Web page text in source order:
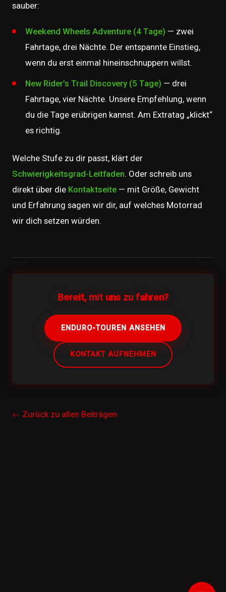
sauber:
Weekend Wheels Adventure (4 Tage) — zwei
Fahrtage, drei Nächte. Der entspannte Einstieg,
wenn du erst einmal hineinschnuppern willst.
New Rider’s Trail Discovery (5 Tage) — drei
Fahrtage, vier Nächte. Unsere Empfehlung, wenn
du die Tage erübrigen kannst. Am Extratag „klickt“
es richtig.
Welche Stufe zu dir passt, klärt der
Schwierigkeitsgrad-Leitfaden. Oder schreib uns
direkt über die Kontaktseite — mit Größe, Gewicht
und Erfahrung sagen wir dir, auf welches Motorrad
wir dich setzen würden.
Bereit, mit uns zu fahren?
ENDURO-TOUREN ANSEHEN
KONTAKT AUFNEHMEN
← Zurück zu allen Beiträgen